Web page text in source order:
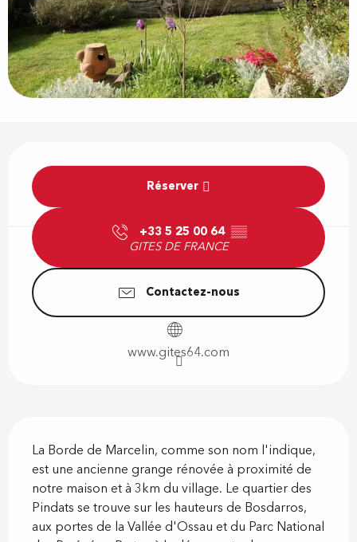
Réserver
+33 5 25 00 64 ▒▒
GITES DE FRANCE
Contactez-nous
www.gites64.com
La Borde de Marcelin, comme son nom l'indique,
est une ancienne grange rénovée à proximité de
notre maison et à 3km du village. Le quartier des
Pindats se trouve sur les hauteurs de Bosdarros,
aux portes de la Vallée d'Ossau et du Parc National